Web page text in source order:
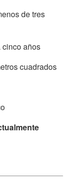
de tres
años
cuadrados